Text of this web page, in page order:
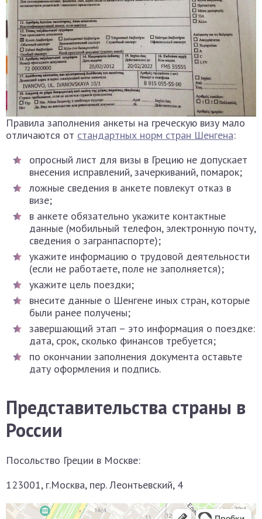
Правила заполнения анкеты на греческую визу мало
отличаются от стандартных норм стран Шенгена:
опросный лист для визы в Грецию не допускает
внесения исправлений, зачеркиваний, помарок;
ложные сведения в анкете повлекут отказ в
визе;
в анкете обязательно укажите контактные
данные (мобильный телефон, электронную почту,
сведения о загранпаспорте);
укажите информацию о трудовой деятельности
(если не работаете, поле не заполняется);
укажите цель поездки;
внесите данные о Шенгене иных стран, которые
были ранее получены;
завершающий этап – это информация о поездке:
дата, срок, сколько финансов требуется;
по окончании заполнения документа оставьте
дату оформления и подпись.
Представительства страны в
России
Посольство Греции в Москве:
123001, г.Москва, пер. Леонтьевский, 4